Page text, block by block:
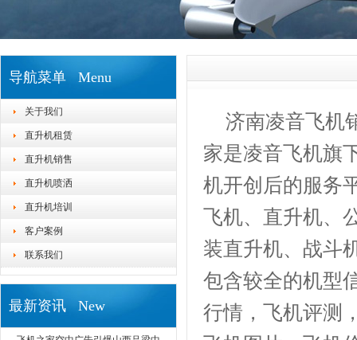
导航菜单 Menu
关于我们
直升机租赁
直升机销售
直升机喷洒
直升机培训
客户案例
联系我们
最新资讯 New
济南凌音飞机
家是凌音飞机旗
机开创后的服务
飞机、直升机、
装直升机、战斗
包含较全的机型
行情，飞机评测